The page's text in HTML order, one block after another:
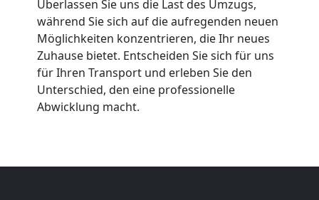
Überlassen Sie uns die Last des Umzugs,
während Sie sich auf die aufregenden neuen
Möglichkeiten konzentrieren, die Ihr neues
Zuhause bietet. Entscheiden Sie sich für uns
für Ihren Transport und erleben Sie den
Unterschied, den eine professionelle
Abwicklung macht.
Mann
LKW